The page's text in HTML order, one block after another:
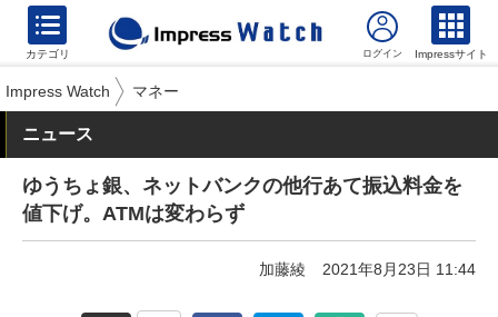
カテゴリ Impressサイト
Impress Watch マネー
ニュース
ゆうちょ銀、ネットバンクの他行あて振込料金を
値下げ。ATMは変わらず
加藤綾 2021年8月23日 11:44